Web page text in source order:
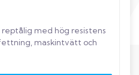
med hög resistens
maskintvätt och